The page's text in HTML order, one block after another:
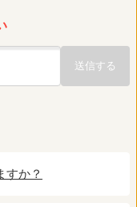
すか？